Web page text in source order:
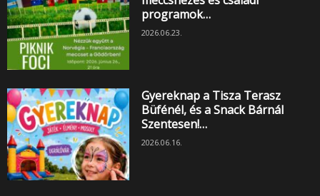
programok…
2026.06.23.
Gyereknap a Tisza Terasz
Büfénél, és a Snack Bárnál
Szentesen!…
2026.06.16.